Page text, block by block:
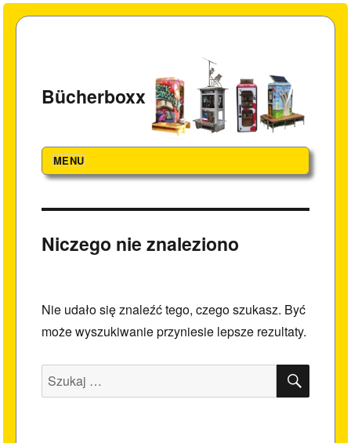
Bücherboxx
MENU
Niczego nie znaleziono
Nie udało się znaleźć tego, czego szukasz. Być
może wyszukiwanie przyniesie lepsze rezultaty.
Szukaj: